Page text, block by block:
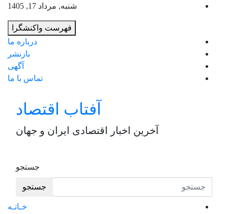
شنبه, مرداد 17, 1405
فهرست واکنشگرا
درباره ما
بازنشر
آگهی
تماس با ما
آفتاب اقتصاد
آخرین اخبار اقتصادی ایران و جهان
جستجو
جستجو
خـانـه